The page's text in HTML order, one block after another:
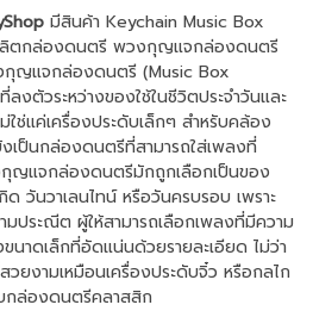
มีสินค้า Keychain Music Box
ตกล่องดนตรี พวงกุญแจกล่องดนตรี
กุญแจกล่องดนตรี (Music Box
ลงตัวระหว่างของใช้ในชีวิตประจำวันและ
ใช่แค่เครื่องประดับเล็กๆ สำหรับคล้อง
เป็นกล่องดนตรีที่สามารถใส่เพลงที่
ญแจกล่องดนตรีมักถูกเลือกเป็นของ
วันวาเลนไทน์ หรือวันครบรอบ เพราะ
มประณีต ผู้ให้สามารถเลือกเพลงที่มีความ
ขนาดเล็กที่อัดแน่นด้วยรายละเอียด ไม่ว่า
ยงามเหมือนเครื่องประดับจิ๋ว หรือกลไก
กล่องดนตรีคลาสสิก